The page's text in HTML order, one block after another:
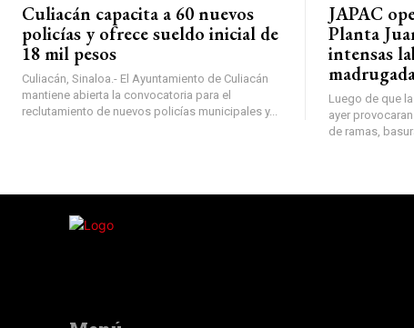
Culiacán capacita a 60 nuevos
policías y ofrece sueldo inicial de
18 mil pesos
Culiacán, Sinaloa.- El Ayuntamiento de Culiacán
mantiene abierta la convocatoria para el
reclutamiento de nuevos policías municipales y...
JAPAC
Planta
intensas
Luego de que
ayer
de ramas,